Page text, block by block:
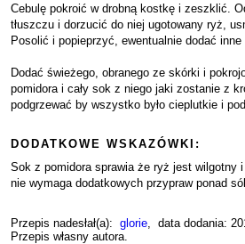
Cebulę pokroić w drobną kostkę i zeszklić.
tłuszczu i dorzucić do niej ugotowany ryż,
Posolić i popieprzyć, ewentualnie dodać inne
Dodać świeżego, obranego ze skórki i
pomidora i cały sok z niego jaki zostanie z
podgrzewać by wszystko było cieplutkie i
DODATKOWE WSKAZÓWKI:
Sok z pomidora sprawia że ryż jest wilgotny
nie wymaga dodatkowych przypraw ponad
Przepis nadesłał(a): glorie, data dodania:
Przepis własny autora.